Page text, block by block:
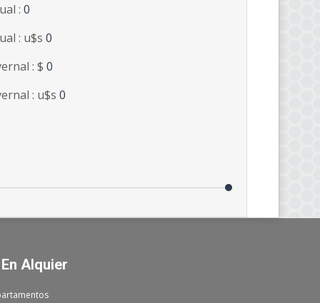
: 0
: u$s 0
: $ 0
: u$s 0
Alquier